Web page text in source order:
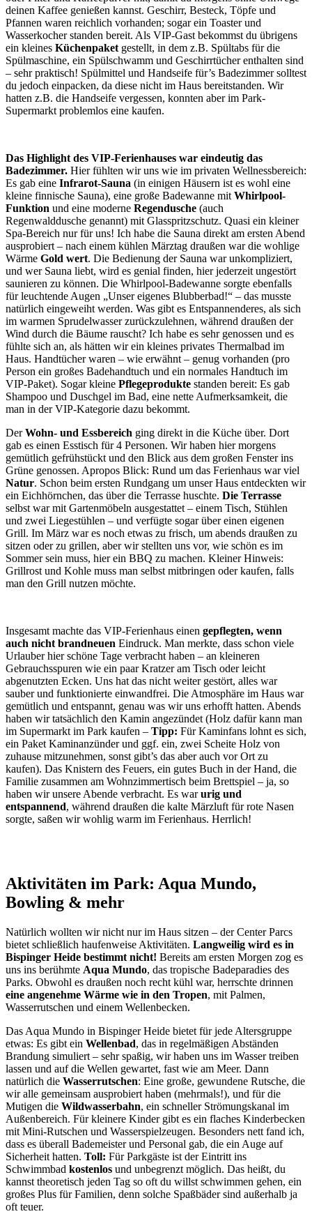
deinen Kaffee genießen kannst. Geschirr, Besteck, Töpfe und
Pfannen waren reichlich vorhanden; sogar ein Toaster und
Wasserkocher standen bereit. Als VIP-Gast bekommst du übrigens
ein kleines Küchenpaket gestellt, in dem z.B. Spültabs für die
Spülmaschine, ein Spülschwamm und Geschirrtücher enthalten sind
– sehr praktisch! Spülmittel und Handseife für’s Badezimmer solltest
du jedoch einpacken, da diese nicht im Haus bereitstanden. Wir
hatten z.B. die Handseife vergessen, konnten aber im Park-
Supermarkt problemlos eine kaufen.
Das Highlight des VIP-Ferienhauses war eindeutig das
Badezimmer. Hier fühlten wir uns wie im privaten Wellnessbereich:
Es gab eine Infrarot-Sauna (in einigen Häusern ist es wohl eine
kleine finnische Sauna), eine große Badewanne mit Whirlpool-
Funktion und eine moderne Regendusche (auch
Regenwalddusche genannt) mit Glasspritzschutz. Quasi ein kleiner
Spa-Bereich nur für uns! Ich habe die Sauna direkt am ersten Abend
ausprobiert – nach einem kühlen Märztag draußen war die wohlige
Wärme Gold wert. Die Bedienung der Sauna war unkompliziert,
und wer Sauna liebt, wird es genial finden, hier jederzeit ungestört
saunieren zu können. Die Whirlpool-Badewanne sorgte ebenfalls
für leuchtende Augen „Unser eigenes Blubberbad!“ – das musste
natürlich eingeweiht werden. Was gibt es Entspannenderes, als sich
im warmen Sprudelwasser zurückzulehnen, während draußen der
Wind durch die Bäume rauscht? Ich habe es sehr genossen und es
fühlte sich an, als hätten wir ein kleines privates Thermalbad im
Haus. Handtücher waren – wie erwähnt – genug vorhanden (pro
Person ein großes Badehandtuch und ein normales Handtuch im
VIP-Paket). Sogar kleine Pflegeprodukte standen bereit: Es gab
Shampoo und Duschgel im Bad, eine nette Aufmerksamkeit, die
man in der VIP-Kategorie dazu bekommt.
DerWohn- und Essbereich ging direkt in die Küche über. Dort
gab es einen Esstisch für 4 Personen. Wir haben hier morgens
gemütlich gefrühstückt und den Blick aus dem großen Fenster ins
Grüne genossen. Apropos Blick: Rund um das Ferienhaus war viel
Natur. Schon beim ersten Rundgang um unser Haus entdeckten wir
ein Eichhörnchen, das über die Terrasse huschte. Die Terrasse
selbst war mit Gartenmöbeln ausgestattet – einem Tisch, Stühlen
und zwei Liegestühlen – und verfügte sogar über einen eigenen
Grill. Im März war es noch etwas zu frisch, um abends draußen zu
sitzen oder zu grillen, aber wir stellten uns vor, wie schön es im
Sommer sein muss, hier ein BBQ zu machen. Kleiner Hinweis:
Grillrost und Kohle muss man selbst mitbringen oder kaufen, falls
man den Grill nutzen möchte.
Insgesamt machte das VIP-Ferienhaus einen gepflegten, wenn
auch nicht brandneuen Eindruck. Man merkte, dass schon viele
Urlauber hier schöne Tage verbracht haben – an kleineren
Gebrauchsspuren wie ein paar Kratzer am Tisch oder leicht
abgenutzten Ecken. Uns hat das nicht weiter gestört, alles war
sauber und funktionierte einwandfrei. Die Atmosphäre im Haus war
gemütlich und entspannt, genau was wir uns erhofft hatten. Abends
haben wir tatsächlich den Kamin angezündet (Holz dafür kann man
im Supermarkt im Park kaufen – Tipp: Für Kaminfans lohnt es sich,
ein Paket Kaminanzünder und ggf. ein, zwei Scheite Holz von
zuhause mitzunehmen, sonst gibt’s das aber auch vor Ort zu
kaufen). Das Knistern des Feuers, ein gutes Buch in der Hand, die
Familie zusammen am Wohnzimmertisch beim Brettspiel – ja, so
haben wir unsere Abende verbracht. Es warurig und
entspannend, während draußen die kalte Märzluft für rote Nasen
sorgte, saßen wir wohlig warm im Ferienhaus. Herrlich!
Aktivitäten im Park: Aqua Mundo,
Bowling & mehr
Natürlich wollten wir nicht nur im Haus sitzen – der Center Parcs
bietet schließlich haufenweise Aktivitäten. Langweilig wird es in
Bispinger Heide bestimmt nicht! Bereits am ersten Morgen zog es
uns ins berühmte Aqua Mundo, das tropische Badeparadies des
Parks. Obwohl es draußen noch recht kühl war, herrschte drinnen
eine angenehme Wärme wie in den Tropen, mit Palmen,
Wasserrutschen und einem Wellenbecken.
Das Aqua Mundo in Bispinger Heide bietet für jede Altersgruppe
etwas: Es gibt ein Wellenbad, das in regelmäßigen Abständen
Brandung simuliert – sehr spaßig, wir haben uns im Wasser treiben
lassen und auf die Wellen gewartet, fast wie am Meer. Dann
natürlich die Wasserrutschen: Eine große, gewundene Rutsche, die
wir alle gemeinsam ausprobiert haben (mehrmals!), und für die
Mutigen die Wildwasserbahn, ein schneller Strömungskanal im
Außenbereich. Für kleinere Kinder gibt es ein flaches Kinderbecken
mit Mini-Rutschen und Wasserspielzeugen. Besonders nett fand ich,
dass es überall Bademeister und Personal gab, die ein Auge auf
Sicherheit hatten. Toll: Für Parkgäste ist der Eintritt ins
Schwimmbad kostenlos und unbegrenzt möglich. Das heißt, du
kannst theoretisch jeden Tag so oft du willst schwimmen gehen, ein
großes Plus für Familien, denn solche Spaßbäder sind außerhalb ja
oft teuer.